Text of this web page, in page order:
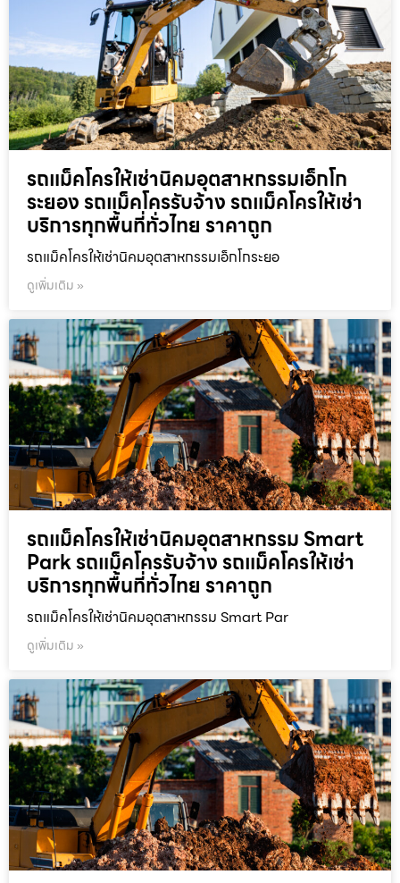
รถแม็คโครให้เช่านิคมอุตสาหกรรมเอ็กโก
ระยอง รถแม็คโครรับจ้าง รถแม็คโครให้เช่า
บริการทุกพื้นที่ทั่วไทย ราคาถูก
รถแม็คโครให้เช่านิคมอุตสาหกรรมเอ็กโกระยอ
ดูเพิ่มเติม »
รถแม็คโครให้เช่านิคมอุตสาหกรรม Smart
Park รถแม็คโครรับจ้าง รถแม็คโครให้เช่า
บริการทุกพื้นที่ทั่วไทย ราคาถูก
รถแม็คโครให้เช่านิคมอุตสาหกรรม Smart Par
ดูเพิ่มเติม »